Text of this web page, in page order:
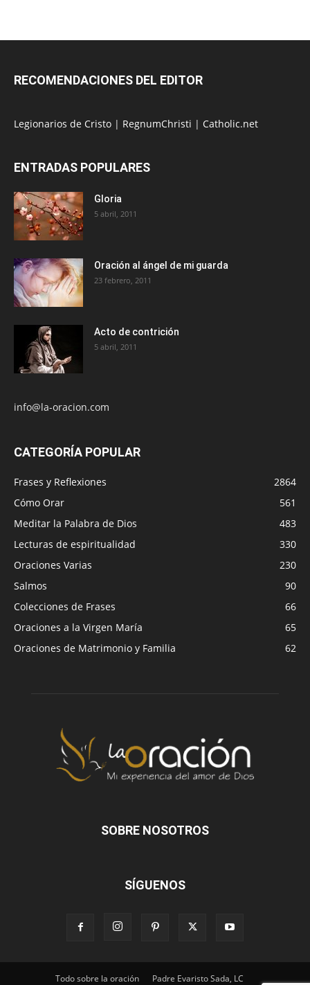
RECOMENDACIONES DEL EDITOR
Legionarios de Cristo | RegnumChristi | Catholic.net
ENTRADAS POPULARES
Gloria
5 abril, 2011
Oración al ángel de mi guarda
23 febrero, 2011
Acto de contrición
5 abril, 2011
info@la-oracion.com
CATEGORÍA POPULAR
Frases y Reflexiones
2864
Cómo Orar
561
Meditar la Palabra de Dios
483
Lecturas de espiritualidad
330
Oraciones Varias
230
Salmos
90
Colecciones de Frases
66
Oraciones a la Virgen María
65
Oraciones de Matrimonio y Familia
62
SOBRE NOSOTROS
SÍGUENOS
Todo sobre la oración Padre Evaristo Sada, LC